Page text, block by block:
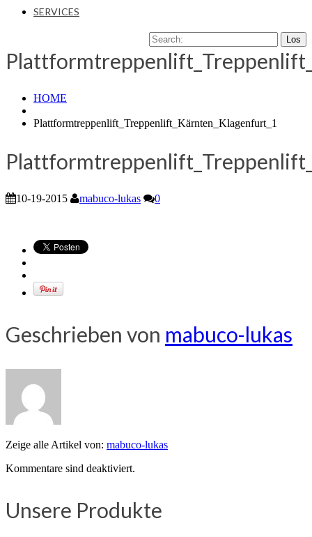
SERVICES
HOME
Plattformtreppenlift_Treppenlift_Kärnten_Klagenfurt_1
10-19-2015 mabuco-lukas 0
Geschrieben von mabuco-lukas
Zeige alle Artikel von: mabuco-lukas
Kommentare sind deaktiviert.
Unsere Produkte